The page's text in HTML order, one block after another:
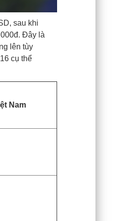
sau khi
Đây là
lên tùy
cụ thể
Nam